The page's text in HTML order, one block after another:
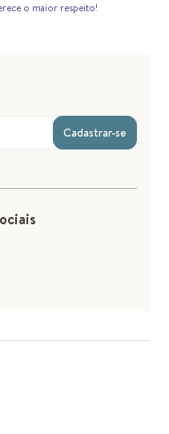
o maior respeito!
Cadastrar-se